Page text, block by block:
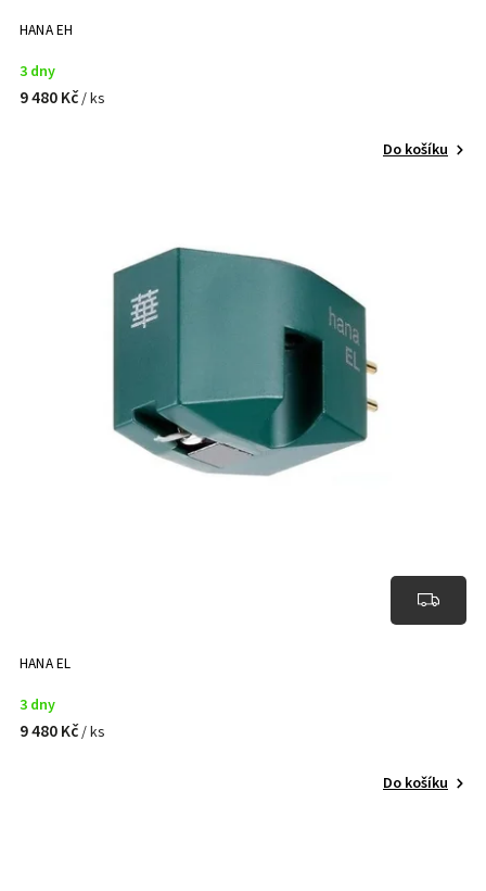
HANA EH
3 dny
9 480 Kč/ ks
Do košíku
HANA EL
3 dny
9 480 Kč/ ks
Do košíku